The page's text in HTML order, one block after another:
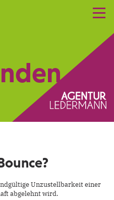
Unzustellbarkeit einer
abgelehnt wird.